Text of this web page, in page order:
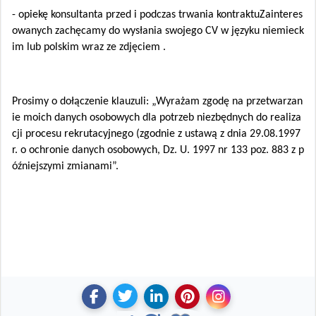
- opiekę konsultanta przed i podczas trwania kontraktuZainteres
owanych zachęcamy do wysłania swojego CV w języku niemieck
im lub polskim wraz ze zdjęciem .
Prosimy o dołączenie klauzuli: „Wyrażam zgodę na przetwarzan
ie moich danych osobowych dla potrzeb niezbędnych do realiza
cji procesu rekrutacyjnego (zgodnie z ustawą z dnia 29.08.1997
r. o ochronie danych osobowych, Dz. U. 1997 nr 133 poz. 883 z p
óźniejszymi zmianami”.
U
U
D
Z
U